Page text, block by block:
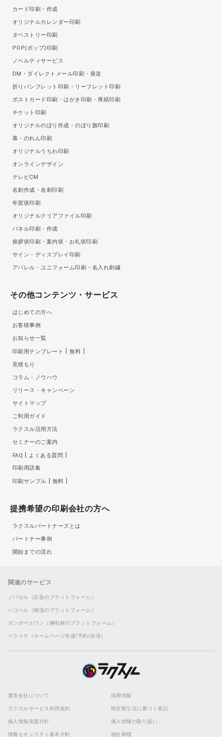
カード印刷・作成
オリジナルカレンダー印刷
タペストリー印刷
POP(ポップ)印刷
ノベルティサービス
DM・ダイレクトメール印刷・発送
折りパンフレット印刷・リーフレット印刷
ポストカード印刷・はがき印刷・厚紙印刷
チケット印刷
オリジナルのぼり作成・のぼり旗印刷
幕・のれん印刷
オリジナルうちわ印刷
オンラインデザイン
テレビCM
名刺作成・名刺印刷
年賀状印刷
オリジナルクリアファイル印刷
パネル印刷・作成
挨拶状印刷・案内状・お礼状印刷
サイン・ディスプレイ印刷
アパレル・ユニフォーム印刷・名入れ刺繍
その他コンテンツ・サービス
はじめての方へ
お客様事例
お知らせ一覧
印刷用テンプレート
無料
見積もり
コラム・ノウハウ
リリース・キャンペーン
サイトマップ
ご利用ガイド
ラクスル活用方法
セミナーのご案内
FAQ
よくある質問
印刷用語集
印刷サンプル 無料
提携希望の印刷会社の方へ
ラクスルパートナーズとは
パートナー事例
開始までの流れ
関連のサービス
ノバセル（広告のプラットフォーム）
ハコベル（物流のプラットフォーム）
ダンボールワン（梱包材のプラットフォーム）
ペライチ（ホームページ作成/予約/決済）
運営会社について 採用情報
ラクスルサービス利用規約 特定取引法に基づく表記
個人情報保護方針 個人情報の取り扱い
情報セキュリティ基本方針 他社商標